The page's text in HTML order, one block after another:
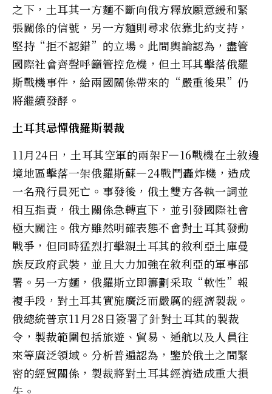
之下，土耳其一方麵不斷向俄方釋放願意緩和緊
張關係的信號，另一方麵則尋求依靠北約支持，
堅持“拒不認錯”的立場。此間輿論認為，盡管
國際社會齊聲呼籲管控危機，但土耳其擊落俄羅
斯戰機事件，給兩國關係帶來的“嚴重後果”仍
將繼續發酵。
土耳其忌憚俄羅斯製裁
11月24日，土耳其空軍的兩架F—16戰機在土敘邊
境地區擊落一架俄羅斯蘇—24戰鬥轟炸機，造成
一名飛行員死亡。事發後，俄土雙方各執一詞並
相互指責，俄土關係急轉直下，並引發國際社會
極大關注。俄方雖然明確表態不會對土耳其發動
戰爭，但同時猛烈打擊親土耳其的敘利亞土庫曼
族反政府武裝，並且大力加強在敘利亞的軍事部
署。另一方麵，俄羅斯立即籌劃采取“軟性”報
複手段，對土耳其實施廣泛而嚴厲的經濟製裁。
俄總統普京11月28日簽署了針對土耳其的製裁
令，製裁範圍包括旅遊、貿易、通航以及人員往
來等廣泛領域。分析普遍認為，鑒於俄土之間緊
密的經貿關係，製裁將對土耳其經濟造成重大損
失。